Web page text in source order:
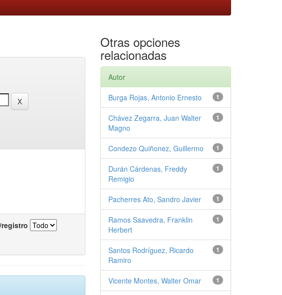
Otras opciones
relacionadas
Autor
1
Burga Rojas, Antonio Ernesto
1
Chávez Zegarra, Juan Walter
Magno
1
Condezo Quiñonez, Guillermo
1
Durán Cárdenas, Freddy
Remigio
1
Pacherres Ato, Sandro Javier
1
Ramos Saavedra, Franklin
Herbert
1
Santos Rodríguez, Ricardo
Ramiro
1
Vicente Montes, Walter Omar